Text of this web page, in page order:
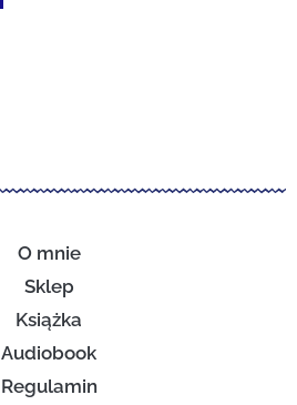
O mnie
Sklep
Książka
Audiobook
Regulamin